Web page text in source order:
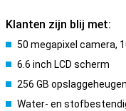
Klanten zijn blij met:
50 megapixel camera,
6.6 inch LCD scherm
256 GB
Water- en